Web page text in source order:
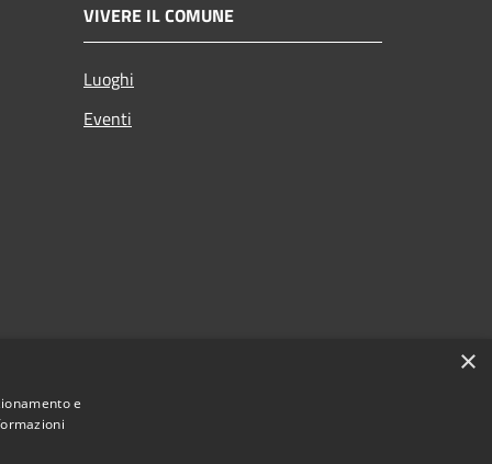
VIVERE IL COMUNE
Luoghi
Eventi
×
e